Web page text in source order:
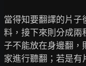
當得知要翻譯的片子
料，接下來則分成兩
子不能放在身邊翻，
家進行聽翻；若是有